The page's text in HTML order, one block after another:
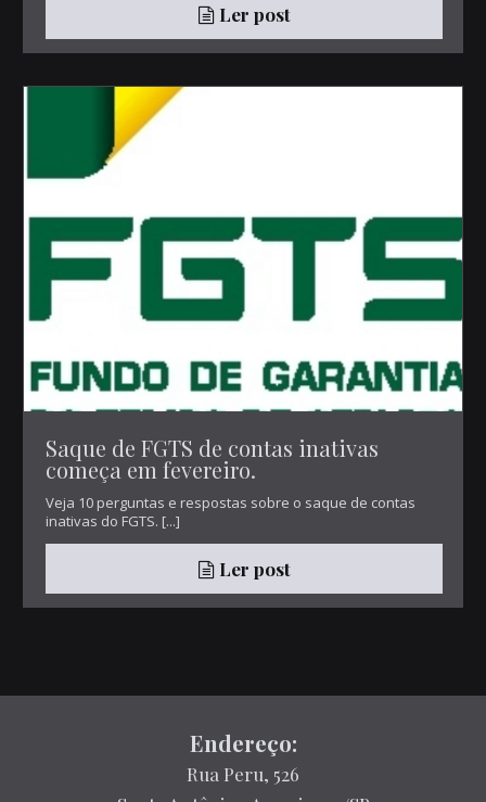
Ler post
Saque de FGTS de contas inativas
começa em fevereiro.
Veja 10 perguntas e respostas sobre o saque de contas
inativas do FGTS. [...]
Ler post
Endereço:
Rua Peru, 526